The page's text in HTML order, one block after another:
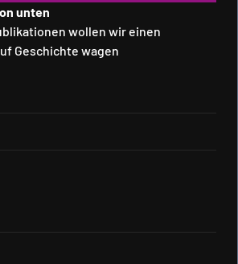
unten
wollen wir einen
Geschichte wagen